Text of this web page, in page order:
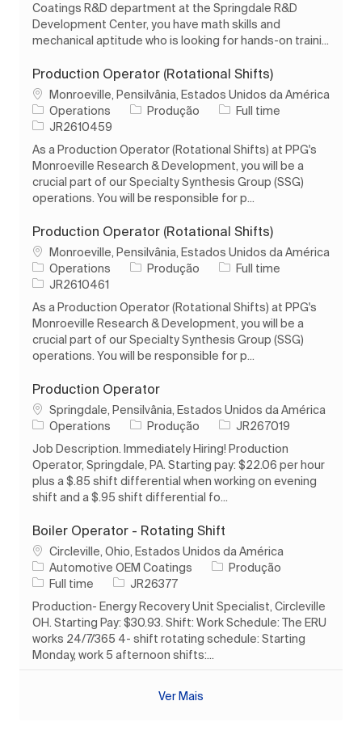
Coatings R&D department at the Springdale R&D
Development Center, you have math skills and
mechanical aptitude who is looking for hands-on traini...
Production Operator (Rotational Shifts)
Localização
Monroeville, Pensilvânia, Estados Unidos da América
Operations
Categoria
Produção Tipo de Trabalho
Full time
ID do trabalho
JR2610459
As a Production Operator (Rotational Shifts) at PPG's
Monroeville Research & Development, you will be a
crucial part of our Specialty Synthesis Group (SSG)
operations. You will be responsible for p...
Production Operator (Rotational Shifts)
Localização
Monroeville, Pensilvânia, Estados Unidos da América
Operations
Categoria
Produção Tipo de Trabalho
Full time
ID do trabalho
JR2610461
As a Production Operator (Rotational Shifts) at PPG's
Monroeville Research & Development, you will be a
crucial part of our Specialty Synthesis Group (SSG)
operations. You will be responsible for p...
Production Operator
Localização
Springdale, Pensilvânia, Estados Unidos da América
Operations
Categoria
Produção ID do trabalho
JR267019
Job Description. Immediately Hiring! Production
Operator, Springdale, PA. Starting pay: $22.06 per hour
plus a $.85 shift differential when working on evening
shift and a $.95 shift differential fo...
Boiler Operator - Rotating Shift
Localização
Circleville, Ohio, Estados Unidos da América
Automotive OEM Coatings
Categoria
Produção
Tipo de Trabalho
Full time ID do trabalho
JR26377
Production- Energy Recovery Unit Specialist, Circleville
OH. Starting Pay: $30.93. Shift: Work Schedule: The ERU
works 24/7/365 4- shift rotating schedule: Starting
Monday, work 5 afternoon shifts:...
Ver Mais